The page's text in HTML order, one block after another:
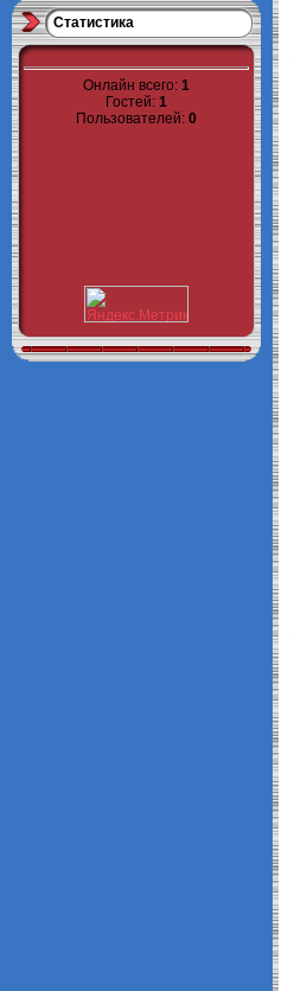
Статистика
Онлайн всего: 1
Гостей: 1
Пользователей: 0